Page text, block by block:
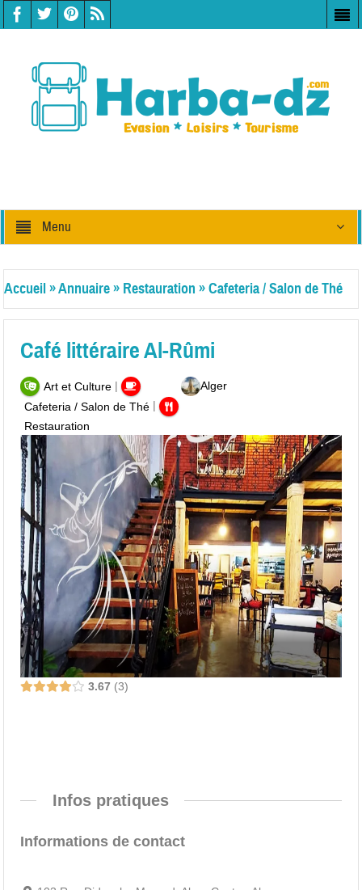
Menu
Accueil»Annuaire» Restauration »Cafeteria / Salon de Thé
Café littéraire Al-Rûmi
Art et Culture|
Cafeteria / Salon de Thé|
Restauration
Alger
3.67 3
Infos pratiques
Informations de contact